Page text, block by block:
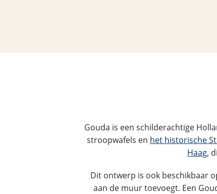
Gouda is een schilderachtige
stroopwafels en het historische
Haag,
Dit ontwerp is ook beschikbaar
aan de muur toevoegt. Een